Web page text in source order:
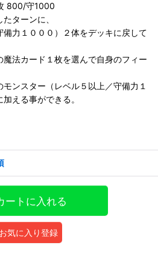
800/守1000
ターンに、
力１０００）２体をデッキに戻して
魔法カード１枚を選んで自身のフィー
ンスター（レベル５以上／守備力１
える事ができる。
ートに入れる
お気に入り登録